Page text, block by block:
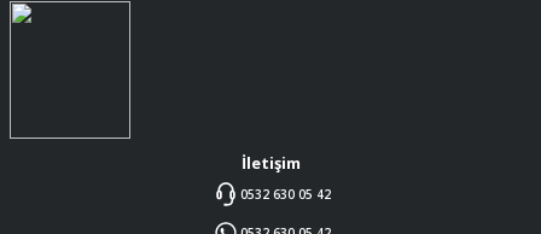
İletişim
0532 630 05 42